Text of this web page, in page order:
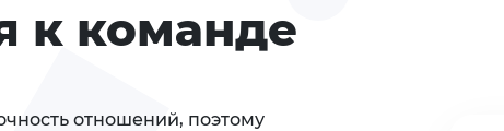
к команде
отношений, поэтому